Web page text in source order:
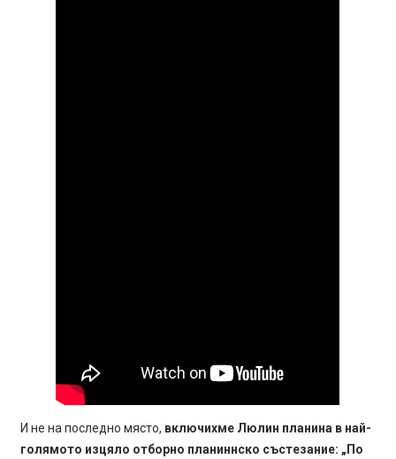
И не на последно място, включихме Люлин планина в най-
голямото изцяло отборно планиннско състезание: „По